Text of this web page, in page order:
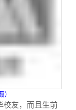
校友，而且生前